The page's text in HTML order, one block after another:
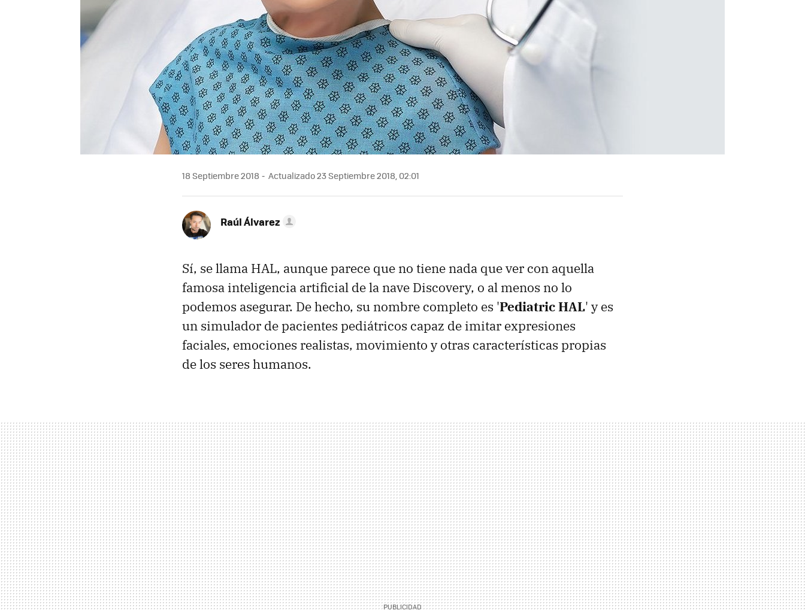
18 Septiembre 2018 Actualizado 23 Septiembre 2018, 02:01
Raúl Álvarez
Sí, se llama HAL, aunque parece que no tiene nada que ver con aquella
famosa inteligencia artificial de la nave Discovery, o al menos no lo
podemos asegurar. De hecho, su nombre completo es 'Pediatric HAL' y es
un simulador de pacientes pediátricos capaz de imitar expresiones
faciales, emociones realistas, movimiento y otras características propias
de los seres humanos.